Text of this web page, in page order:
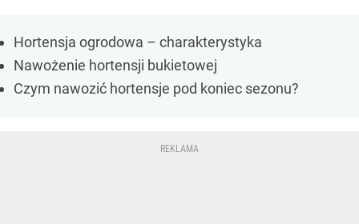
Hortensja ogrodowa – charakterystyka
Nawożenie hortensji bukietowej
Czym nawozić hortensje pod koniec sezonu?